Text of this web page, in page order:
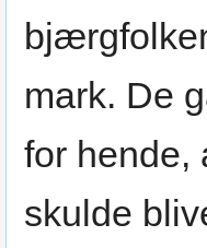
mark. De
for
skulde